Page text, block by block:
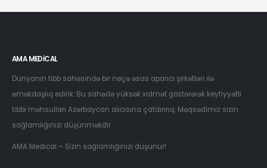
AMA MEDICAL
Dünyanın tibb sahəsində bir neçə əsas aparıcı şirkətləri ilə
əməkdaşlıq edirik. Bu sahədə yüksək xidmət göstərərək keyfiyyətli
tibbi məhsulları Azərbaycan alıcısına çatdırırıq. Məqsədimiz sizin
sağlamlığınızı düşünməkdir
AMA Medical – Sizin sağlamlığınızı düşünür!